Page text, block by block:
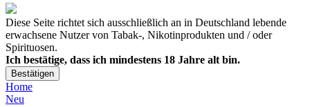
Diese Seite richtet sich ausschließlich an in Deutschland lebende
erwachsene Nutzer von Tabak-, Nikotinprodukten und / oder
Spirituosen.
Ich bestätige, dass ich mindestens 18 Jahre alt bin.
Bestätigen
Home
Neu